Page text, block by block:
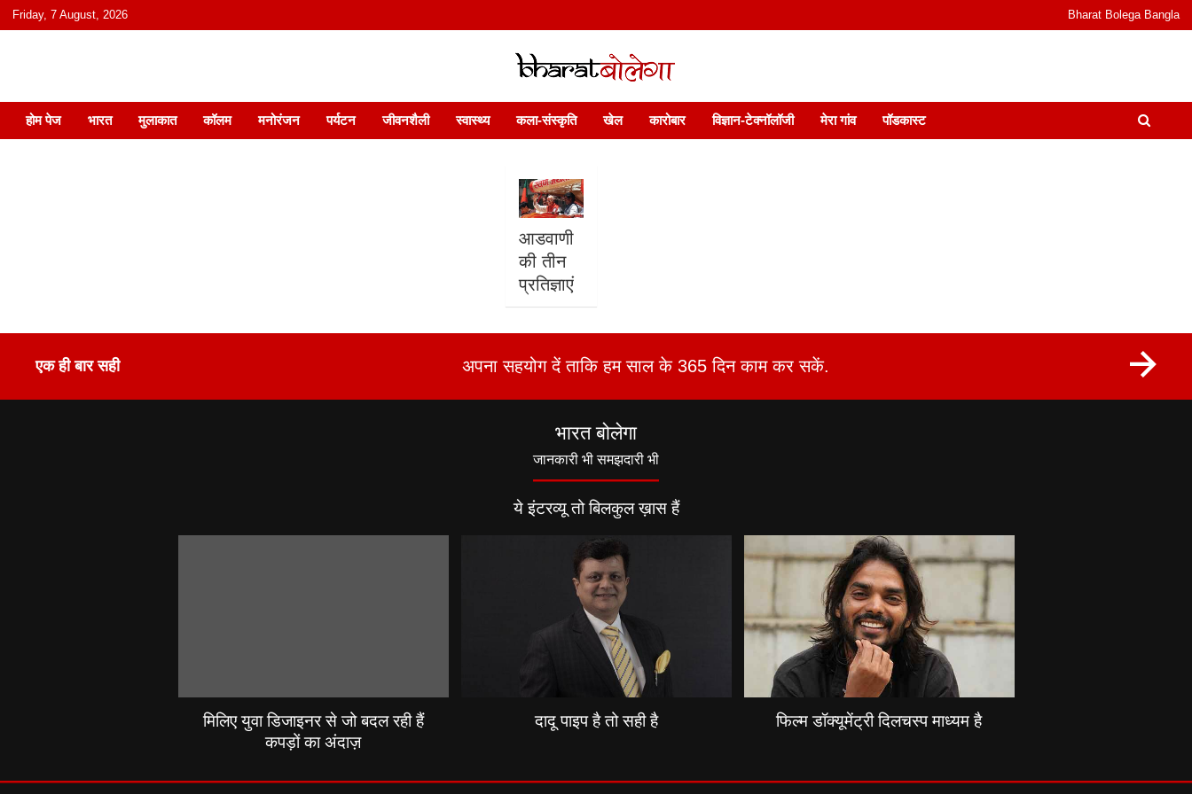
content
Friday, 7 August, 2026 Bharat Bolega Bangla
भारत बोलेगा
हिंदी में समाचार, विचार, ऑडियो, वीडियो और फ़ीचर. भारत बोलेगा हिंदी न्यूज़ वेबसाइट India: News, Views, Info, Trends & Podcast I जानकारी भी समझदारी भी और पॉडकास्ट
होम पेज भारत मुलाकात कॉलम मनोरंजन पर्यटन जीवनशैली स्वास्थ्य कला-संस्कृति खेल कारोबार विज्ञान-टेक्नॉलॉजी मेरा गांव पॉडकास्ट
आडवाणी
की तीन
प्रतिज्ञाएं
एक ही बार सही अपना सहयोग दें ताकि हम साल के 365 दिन काम कर सकें.
भारत बोलेगा
जानकारी भी समझदारी भी
ये इंटरव्यू तो बिलकुल ख़ास हैं
मिलिए युवा डिजाइनर से जो बदल रही हैं
कपड़ों का अंदाज़
दादू पाइप है तो सही है फिल्म डॉक्यूमेंट्री दिलचस्प माध्यम है